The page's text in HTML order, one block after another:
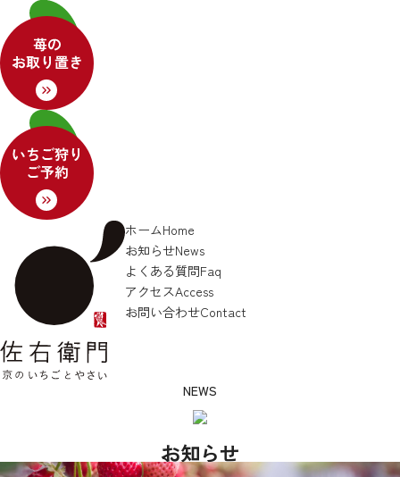
ホームHome
お知らせNews
よくある質問Faq
アクセスAccess
お問い合わせContact
NEWS
お知らせ